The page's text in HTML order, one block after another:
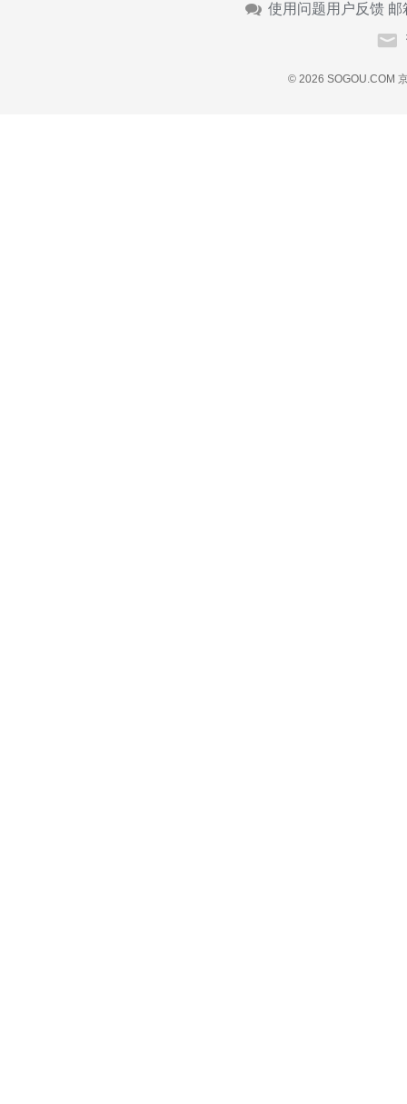
使用问题用户反馈 邮
© 2026 SOGOU.COM